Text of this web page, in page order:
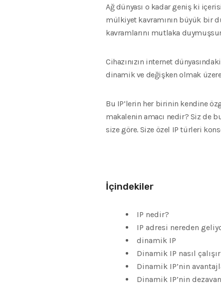
Ağ dünyası o kadar geniş ki
mülkiyet kavramının büyük bir
kavramlarını mutlaka
Cihazınızın internet
dinamik ve değişken olmak
Bu IP’lerin her birinin kendine
makalenin amacı nedir? Siz de
size göre. Size özel IP türleri
İçindekiler
IP nedir?
IP adresi nereden
dinamik IP
Dinamik IP nasıl
Dinamik IP’nin
Dinamik IP’nin